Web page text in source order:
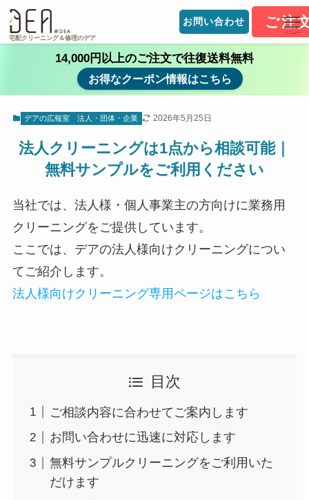
宅配クリーニング＆修理のデア
お問い合わせ ご注
メニュー
14,000円以上のご注文で往復送料無料
お得なクーポン情報はこちら
デアの広報室 法人・団体・企業 2026年5月25日
法人クリーニングは1点から相談可能｜
無料サンプルをご利用ください
当社では、法人様・個人事業主の方向けに業務用
クリーニングをご提供しています。
ここでは、デアの法人様向けクリーニングについ
てご紹介します。
法人様向けクリーニング専用ページはこちら
目次
ご相談内容に合わせてご案内します
お問い合わせに迅速に対応します
無料サンプルクリーニングをご利用いた
だけます